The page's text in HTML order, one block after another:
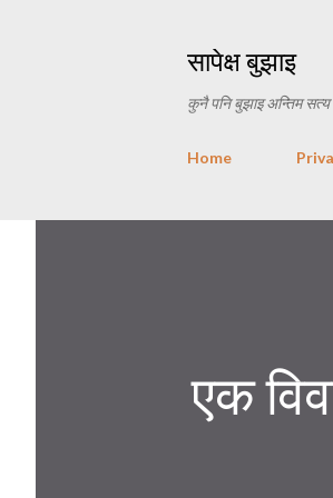
सापेक्ष बुझाइ
कुनै पनि बुझाइ अन्तिम
Home
एक